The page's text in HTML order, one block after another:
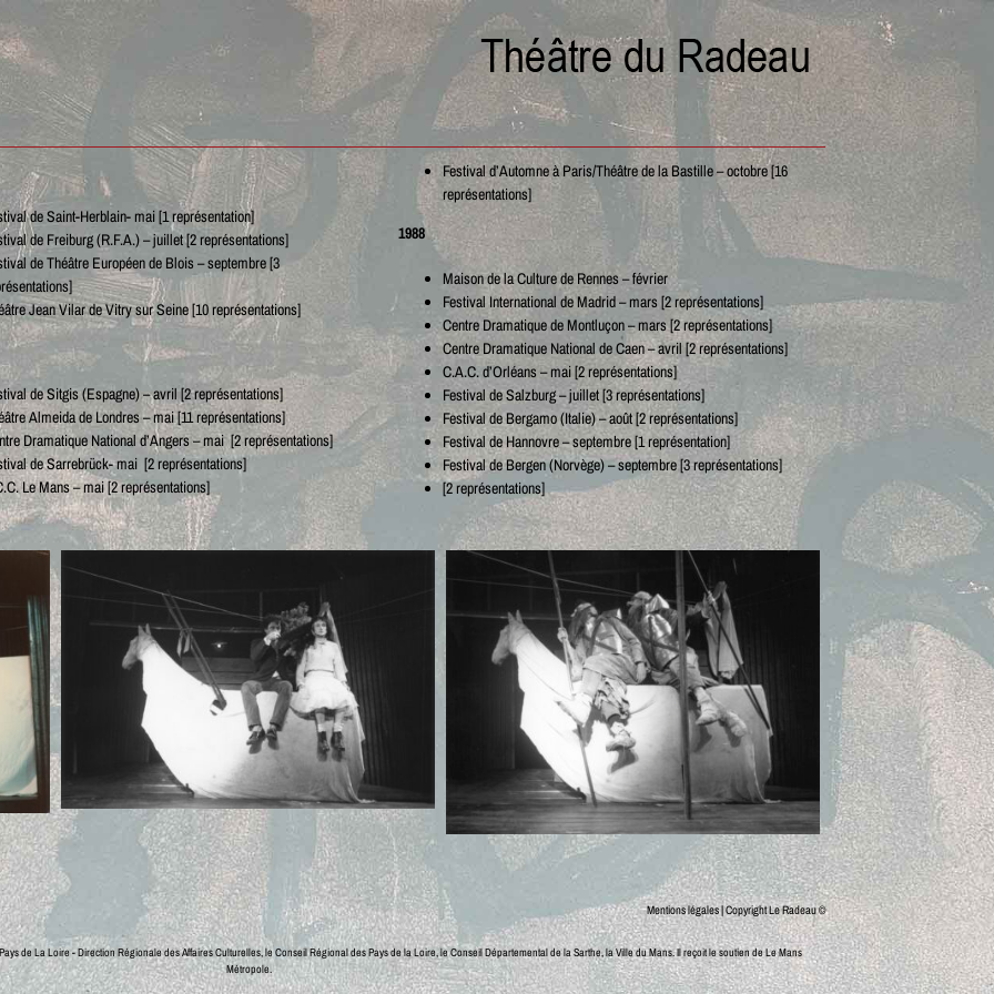
de Saint-Herblain- mai [1 représentation]
de Freiburg (R.F.A.) – juillet [2 représentations]
de Théâtre Européen de Blois – septembre [3
Jean Vilar de Vitry sur Seine [10 représentations]
de Sitgis (Espagne) – avril [2 représentations]
Almeida de Londres – mai [11 représentations]
Dramatique National d’Angers – mai [2 représentations]
de Sarrebrück- mai [2 représentations]
Le Mans – mai [2 représentations]
Festival d’Automne à Paris/Théâtre de la Bastille – octobre [16
représentations]
1988
Maison de la Culture de Rennes – février
Festival International de Madrid – mars [2 représentations]
Centre Dramatique de Montluçon – mars [2 représentations]
Centre Dramatique National de Caen – avril [2 représentations]
C.A.C. d’Orléans – mai [2 représentations]
Festival de Salzburg – juillet [3 représentations]
Festival de Bergamo (Italie) – août [2 représentations]
Festival de Hannovre – septembre [1 représentation]
Festival de Bergen (Norvège) – septembre [3 représentations]
[2 représentations]
Mentions légales| Copyright Le Radeau ©
de La Loire - Direction Régionale des Affaires Culturelles, le Conseil Régional des Pays de la Loire, le Conseil Départemental de la Sarthe, la Ville du Mans.Il reçoit le soutien de Le Mans
Métropole.